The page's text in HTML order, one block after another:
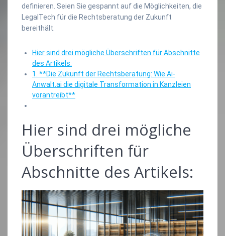
definieren. Seien Sie gespannt auf die Möglichkeiten, die
LegalTech für die Rechtsberatung der Zukunft
bereithält.
Hier sind drei mögliche Überschriften für Abschnitte
des Artikels:
1. **Die Zukunft der Rechtsberatung: Wie Ai-
Anwalt.ai die digitale Transformation in Kanzleien
vorantreibt**
Hier sind drei mögliche
Überschriften für
Abschnitte des Artikels: